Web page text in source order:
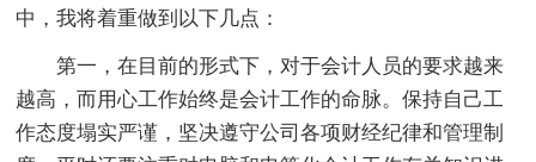
中，我将着重做到以下几点：
第一，在目前的形式下，对于会计人员的要求越来
越高，而用心工作始终是会计工作的命脉。保持自己工
作态度塌实严谨，坚决遵守公司各项财经纪律和管理制